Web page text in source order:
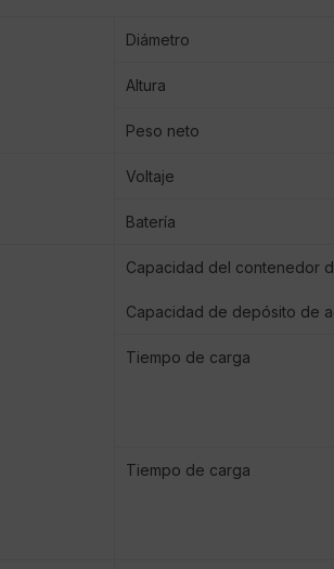
Diámetro
Altura
Peso neto
Voltaje
Batería
Capacidad del contenedor
Capacidad de depósito de
Tiempo de carga
Tiempo de carga